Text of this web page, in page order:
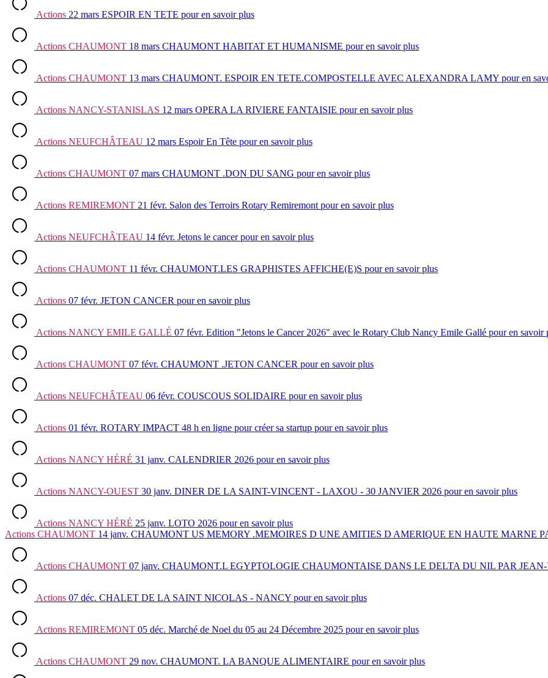
Actions 22 mars ESPOIR EN TETE pour en savoir plus
Actions CHAUMONT 18 mars CHAUMONT HABITAT ET HUMANISME pour en savoir plus
Actions CHAUMONT 13 mars CHAUMONT. ESPOIR EN TETE.COMPOSTELLE AVEC ALEXANDRA LAMY pour en
Actions NANCY-STANISLAS 12 mars OPERA LA RIVIERE FANTAISIE pour en savoir plus
Actions NEUFCHÂTEAU 12 mars Espoir En Tête pour en savoir plus
Actions CHAUMONT 07 mars CHAUMONT .DON DU SANG pour en savoir plus
Actions REMIREMONT 21 févr. Salon des Terroirs Rotary Remiremont pour en savoir plus
Actions NEUFCHÂTEAU 14 févr. Jetons le cancer pour en savoir plus
Actions CHAUMONT 11 févr. CHAUMONT.LES GRAPHISTES AFFICHE(E)S pour en savoir plus
Actions 07 févr. JETON CANCER pour en savoir plus
Actions NANCY EMILE GALLÉ 07 févr. Edition "Jetons le Cancer 2026" avec le Rotary Club Nancy Emile Gallé pour en savoir
Actions CHAUMONT 07 févr. CHAUMONT .JETON CANCER pour en savoir plus
Actions NEUFCHÂTEAU 06 févr. COUSCOUS SOLIDAIRE pour en savoir plus
Actions 01 févr. ROTARY IMPACT 48 h en ligne pour créer sa startup pour en savoir plus
Actions NANCY HÉRÉ 31 janv. CALENDRIER 2026 pour en savoir plus
Actions NANCY-OUEST 30 janv. DINER DE LA SAINT-VINCENT - LAXOU - 30 JANVIER 2026 pour en savoir plus
Actions NANCY HÉRÉ 25 janv. LOTO 2026 pour en savoir plus
Actions CHAUMONT 14 janv. CHAUMONT US MEMORY .MEMOIRES D UNE AMITIES D AMERIQUE EN HAUTE MARNE
Actions CHAUMONT 07 janv. CHAUMONT.L EGYPTOLOGIE CHAUMONTAISE DANS LE DELTA DU NIL PAR
Actions 07 déc. CHALET DE LA SAINT NICOLAS - NANCY pour en savoir plus
Actions REMIREMONT 05 déc. Marché de Noel du 05 au 24 Décembre 2025 pour en savoir plus
Actions CHAUMONT 29 nov. CHAUMONT. LA BANQUE ALIMENTAIRE pour en savoir plus